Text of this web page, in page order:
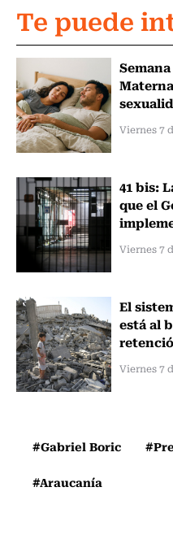
Te puede
Viernes 7
41 bis:
que el
Viernes 7
El
está al
Viernes 7
#Gabriel Boric
#Araucanía